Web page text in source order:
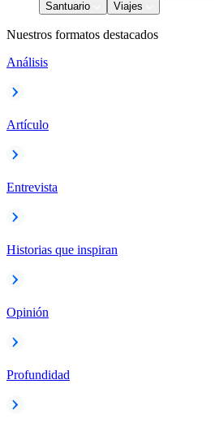
Santuario
Viajes
Nuestros formatos destacados
Análisis
Artículo
Entrevista
Historias que inspiran
Opinión
Profundidad